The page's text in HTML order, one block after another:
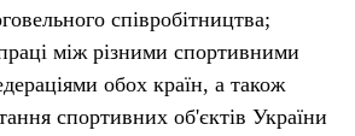
співробітництва;
між різними спортивними
обох країн, а також
спортивних об'єктів України